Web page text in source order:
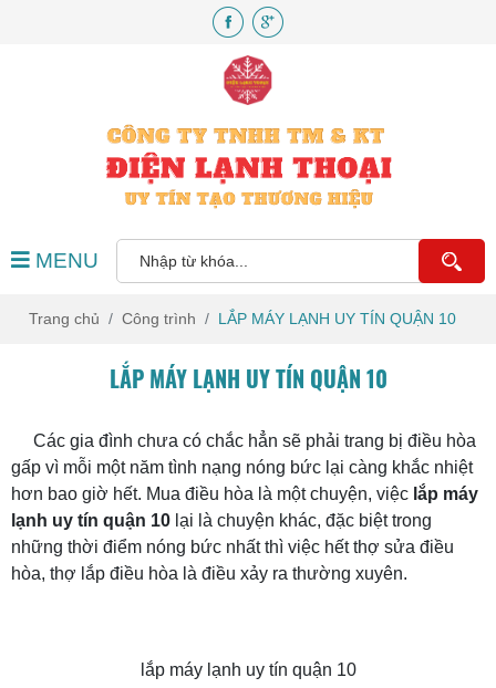
MENU
Trang chủ Công trình LẮP MÁY LẠNH UY TÍN QUẬN 10
LẮP MÁY LẠNH UY TÍN QUẬN 10
Các gia đình chưa có chắc hẳn sẽ phải trang bị điều hòa
gấp vì mỗi một năm tình nạng nóng bức lại càng khắc nhiệt
hơn bao giờ hết. Mua điều hòa là một chuyện, việc lắp máy
lạnh uy tín quận 10 lại là chuyện khác, đặc biệt trong
những thời điểm nóng bức nhất thì việc hết thợ sửa điều
hòa, thợ lắp điều hòa là điều xảy ra thường xuyên.
lắp máy lạnh uy tín quận 10